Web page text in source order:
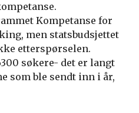
Kompetanse for
men statsbudsjettet
etterspørselen.
søkere- det er langt
som ble sendt inn i år,